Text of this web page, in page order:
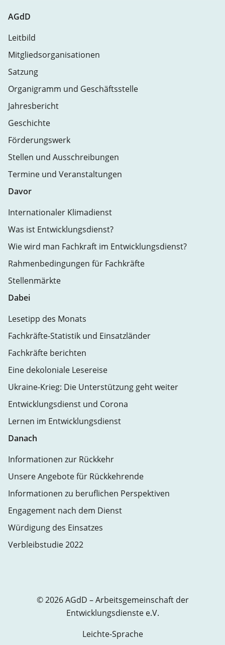
AGdD
Leitbild
Mitgliedsorganisationen
Satzung
Organigramm und Geschäftsstelle
Jahresbericht
Geschichte
Förderungswerk
Stellen und Ausschreibungen
Termine und Veranstaltungen
Davor
Internationaler Klimadienst
Was ist Entwicklungsdienst?
Wie wird man Fachkraft im Entwicklungsdienst?
Rahmenbedingungen für Fachkräfte
Stellenmärkte
Dabei
Lesetipp des Monats
Fachkräfte-Statistik und Einsatzländer
Fachkräfte berichten
Eine dekoloniale Lesereise
Ukraine-Krieg: Die Unterstützung geht weiter
Entwicklungsdienst und Corona
Lernen im Entwicklungsdienst
Danach
Informationen zur Rückkehr
Unsere Angebote für Rückkehrende
Informationen zu beruflichen Perspektiven
Engagement nach dem Dienst
Würdigung des Einsatzes
Verbleibstudie 2022
© 2026 AGdD – Arbeitsgemeinschaft der
Entwicklungsdienste e.V.
Leichte-Sprache